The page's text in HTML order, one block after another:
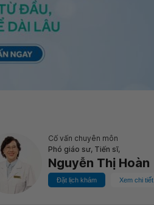
Cố vấn chuyên môn
Phó giáo sư, Tiến sĩ,
Nguyễn Thị Hoàn
Đặt lịch khám Xem chi tiết